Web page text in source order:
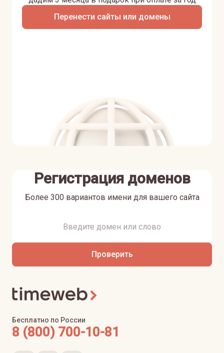
Перенести сайты или домены
Регистрация доменов
Более 300 вариантов имени для вашего сайта
Проверить
Бесплатно по России
8 (800) 700-10-81